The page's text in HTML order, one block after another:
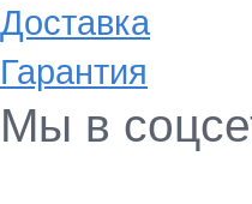
Доставка
Гарантия
Мы в